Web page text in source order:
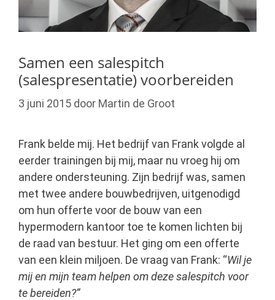
Samen een salespitch
(salespresentatie) voorbereiden
3 juni 2015 door Martin de Groot
Frank belde mij. Het bedrijf van Frank volgde al
eerder trainingen bij mij, maar nu vroeg hij om
andere ondersteuning. Zijn bedrijf was, samen
met twee andere bouwbedrijven, uitgenodigd
om hun offerte voor de bouw van een
hypermodern kantoor toe te komen lichten bij
de raad van bestuur. Het ging om een offerte
van een klein miljoen. De vraag van Frank: “Wil je
mij en mijn team helpen om deze salespitch voor
te bereiden?”